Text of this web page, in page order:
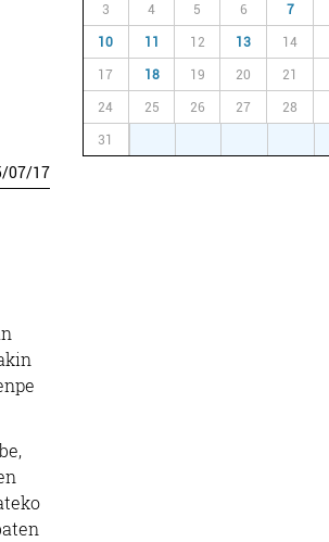
/07/17
3 4 5 6 7
10 11 12 13 14
17 18 19 20 21
24 25 26 27 28
31